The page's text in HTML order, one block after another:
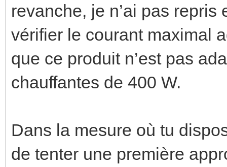
revanche, je n’ai pas
vérifier le courant maximal
que ce produit n’est pas
chauffantes de 400 W.
Dans la mesure où tu
de tenter une première